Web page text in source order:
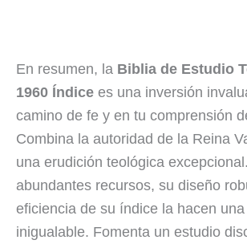
En resumen, la Biblia de Estudio
1960 Índice es una inversión
camino de fe y en tu comprensión
Combina la autoridad de la Reina
una erudición teológica
abundantes recursos, su diseño
eficiencia de su índice la hacen
inigualable. Fomenta un estudio